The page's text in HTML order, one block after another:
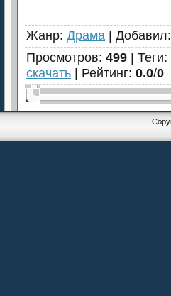
Жанр: Драма | Добавил
Просмотров: 499 | Теги:
скачать | Рейтинг: 0.0/0